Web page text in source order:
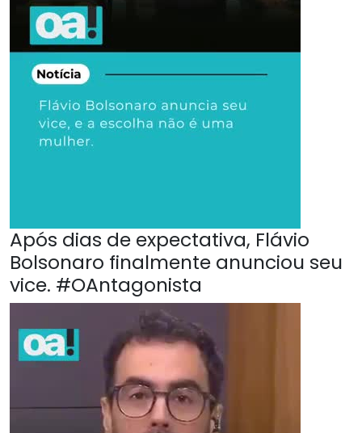
Após dias de expectativa, Flávio
Bolsonaro finalmente anunciou seu
vice. #OAntagonista